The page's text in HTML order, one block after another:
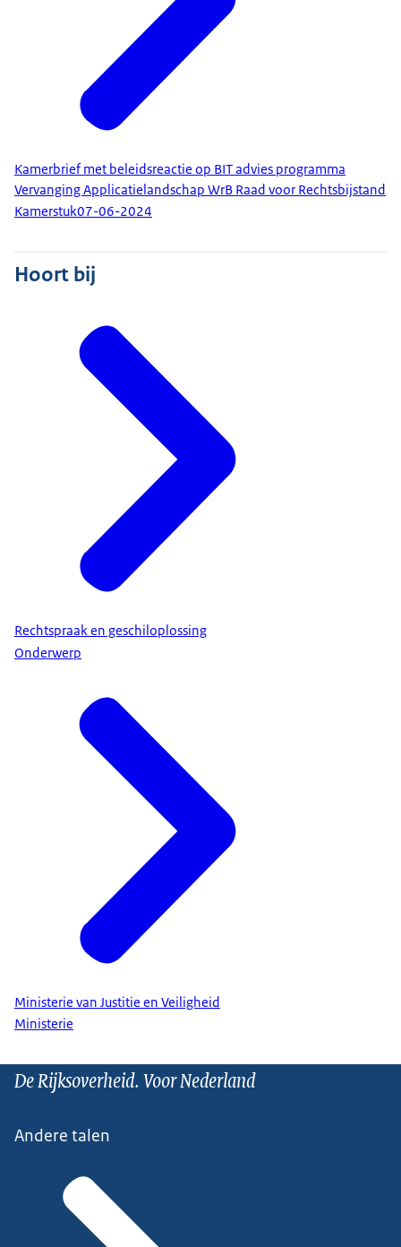
Kamerbrief met beleidsreactie op BIT advies programma
Vervanging Applicatielandschap WrB Raad voor Rechtsbijstand
Kamerstuk07-06-2024
Hoort bij
Rechtspraak en geschiloplossing
Onderwerp
Ministerie van Justitie en Veiligheid
Ministerie
De Rijksoverheid. Voor Nederland
Andere talen